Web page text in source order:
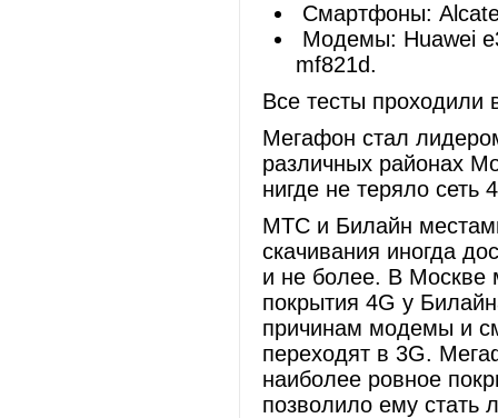
Смартфоны:
Модемы: Huawei
mf821d.
Все тесты проходили
Мегафон стал
различных районах
нигде не теряло сеть
МТС и Билайн
скачивания иногда
и не более. В Москве
покрытия 4G у
причинам модемы и
переходят в 3G.
наиболее ровное
позволило ему стать